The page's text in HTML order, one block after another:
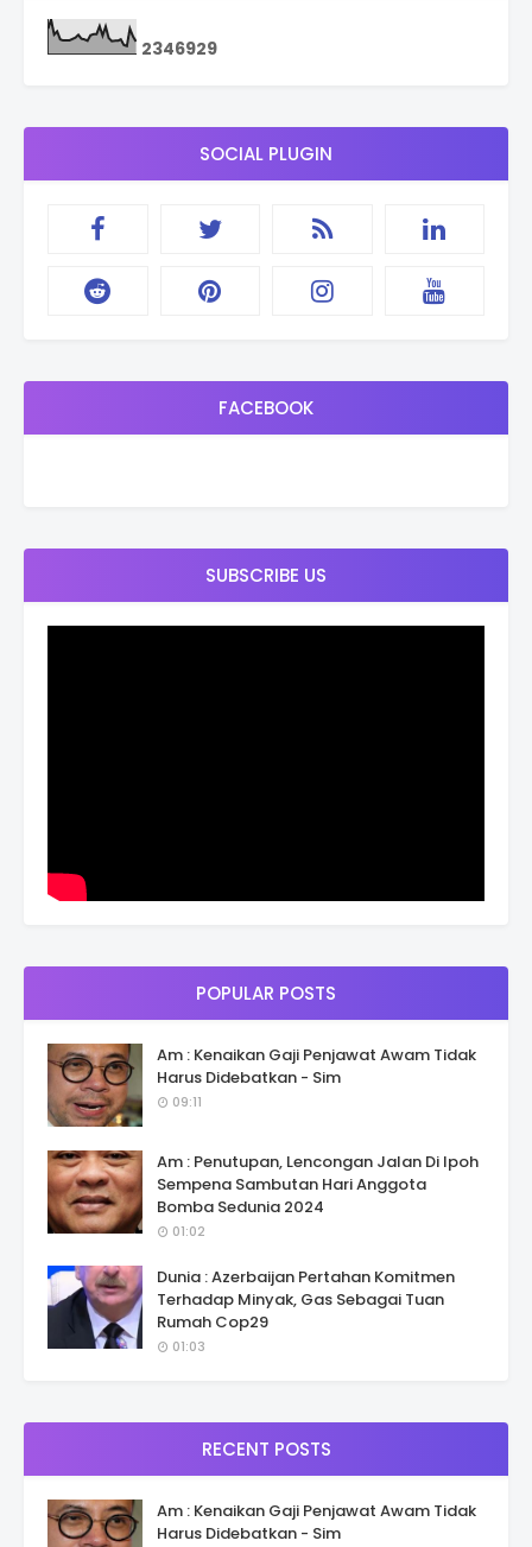
2346929
SOCIAL PLUGIN
FACEBOOK
SUBSCRIBE US
POPULAR POSTS
Am : Kenaikan Gaji Penjawat Awam Tidak
Harus Didebatkan - Sim
09:11
Am : Penutupan, Lencongan Jalan Di Ipoh
Sempena Sambutan Hari Anggota
Bomba Sedunia 2024
01:02
Dunia : Azerbaijan Pertahan Komitmen
Terhadap Minyak, Gas Sebagai Tuan
Rumah Cop29
01:03
RECENT POSTS
Am : Kenaikan Gaji Penjawat Awam Tidak
Harus Didebatkan - Sim